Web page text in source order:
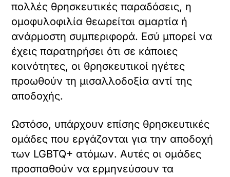
πολλές θρησκευτικές παραδόσεις, η
ομοφυλοφιλία θεωρείται αμαρτία ή
ανάρμοστη συμπεριφορά. Εσύ μπορεί να
έχεις παρατηρήσει ότι σε κάποιες
κοινότητες, οι θρησκευτικοί ηγέτες
προωθούν τη μισαλλοδοξία αντί της
αποδοχής.
Ωστόσο, υπάρχουν επίσης θρησκευτικές
ομάδες που εργάζονται για την αποδοχή
των LGBTQ+ ατόμων. Αυτές οι ομάδες
προσπαθούν να ερμηνεύσουν τα